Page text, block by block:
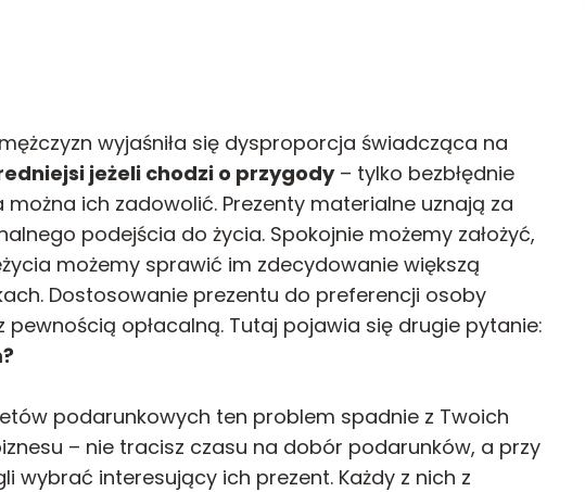
wyjaśniła się dysproporcja świadcząca na
jeżeli chodzi o przygody– tylko bezbłędnie
ich zadowolić. Prezenty materialne uznają za
podejścia do życia. Spokojnie możemy założyć,
możemy sprawić im zdecydowanie większą
Dostosowanie prezentu do preferencji osoby
opłacalną. Tutaj pojawia się drugie pytanie:
podarunkowych ten problem spadnie z Twoich
– nie tracisz czasu na dobór podarunków, a przy
interesujący ich prezent. Każdy z nich z